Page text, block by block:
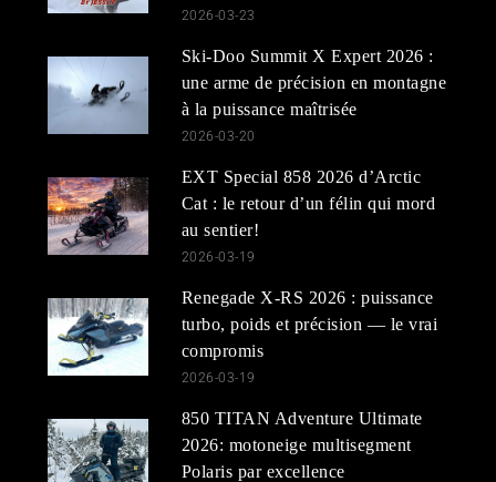
2026-03-23
Ski-Doo Summit X Expert 2026 :
une arme de précision en montagne
à la puissance maîtrisée
2026-03-20
EXT Special 858 2026 d’Arctic
Cat : le retour d’un félin qui mord
au sentier!
2026-03-19
Renegade X-RS 2026 : puissance
turbo, poids et précision — le vrai
compromis
2026-03-19
850 TITAN Adventure Ultimate
2026: motoneige multisegment
Polaris par excellence